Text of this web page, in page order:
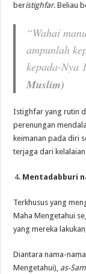
beristighfar. Beliau
“Wahai
ampunlah
kepada-Nya
Muslim)
Istighfar yang rutin
perenungan
keimanan pada diri
terjaga dari
Mentadabburi
Terkhusus yang
Maha Mengetahui
yang mereka
Diantara nama-
Mengetahui), as-